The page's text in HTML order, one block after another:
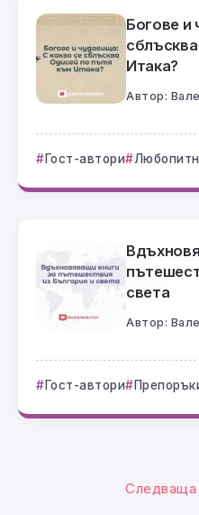
Богове и
Итака?
Автор:
Гост-автори
света
Автор:
Гост-автори
Следваща